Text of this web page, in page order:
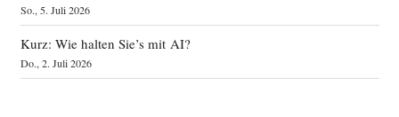
So., 5. Juli 2026
Kurz: Wie halten Sie’s mit AI?
Do., 2. Juli 2026